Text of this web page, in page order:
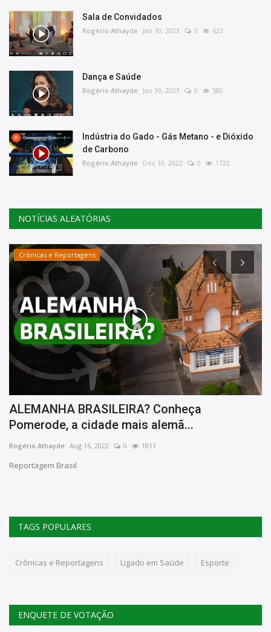
Sala de Convidados
Rogério Athayde Jan 10, 2023 0 623
Dança e Saúde
Rogério Athayde Jan 10, 2023 0 580
Indústria do Gado - Gás Metano - e Dióxido
de Carbono
Rogério Athayde Dec 10, 2022 0 1722
NOTÍCIAS ALEATÓRIAS
Crônicas e Reportagens
ALEMANHA BRASILEIRA? Conheça
Pomerode, a cidade mais alemã...
Rogério Athayde Aug 16, 2022 0 1811
Reportagem Brasil
TAGS POPULARES
Crônicas e Reportagens Ligado em Saúde Esporte
ENQUETE DE VOTAÇÃO